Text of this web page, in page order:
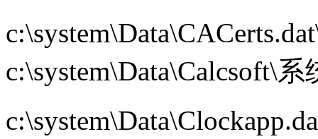
c:\system\Data\Calcsoft\